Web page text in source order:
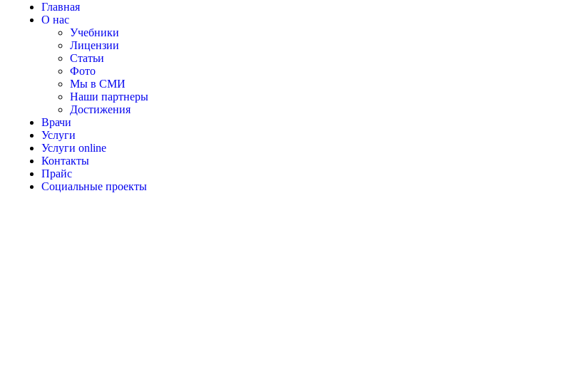
Главная
О нас
Учебники
Лицензии
Статьи
Фото
Мы в СМИ
Наши партнеры
Достижения
Врачи
Услуги
Услуги online
Контакты
Прайс
Социальные проекты